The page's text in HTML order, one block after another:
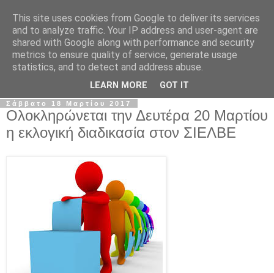
Σ.Ι.Ε.Λ.Β.Ε.
Ο επίσημος ιστότοπος του Συλλόγου Ιδιωτικών
Εκπαιδευτικών Λειτουργών Βόρειας Ελλάδας
Σάββατο 18 Μαρτίου 2017
Ολοκληρώνεται την Δευτέρα 20 Μαρτίου
η εκλογική διαδικασία στον ΣΙΕΛΒΕ
This site uses cookies from Google to deliver its services
and to analyze traffic. Your IP address and user-agent are
shared with Google along with performance and security
metrics to ensure quality of service, generate usage
statistics, and to detect and address abuse.
LEARN MORE GOT IT